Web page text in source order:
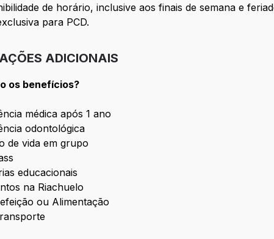
de horário, inclusive aos finais de semana e
para PCD.
ADICIONAIS
os benefícios?
médica após 1 ano
odontológica
de vida em grupo
educacionais
na Riachuelo
ou Alimentação